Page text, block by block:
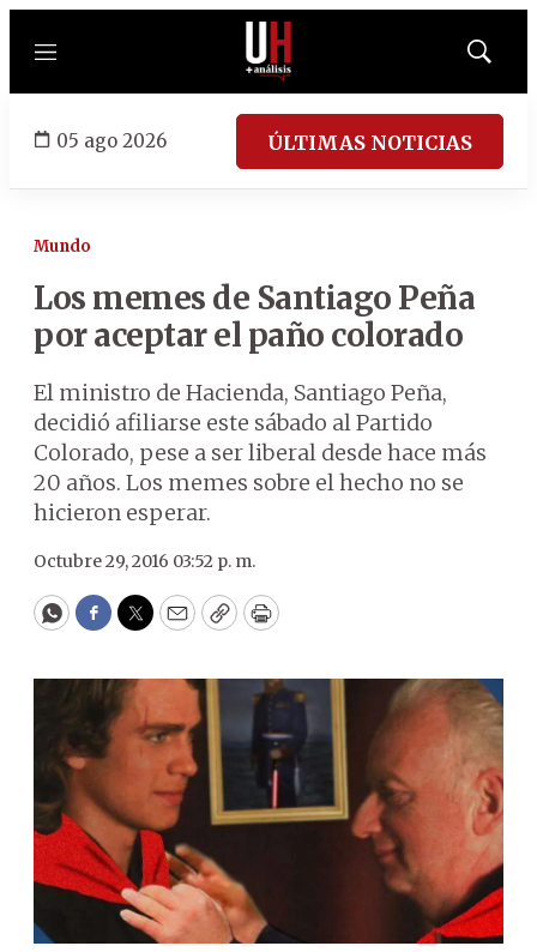
Menú
Mostrar
05 ago 2026 ÚLTIMAS NOTICIAS
Mundo
Los memes de Santiago Peña
por aceptar el paño colorado
El ministro de Hacienda, Santiago Peña,
decidió afiliarse este sábado al Partido
Colorado, pese a ser liberal desde hace más
20 años. Los memes sobre el hecho no se
hicieron esperar.
Octubre 29, 2016 03:52 p. m.
WhatsApp
Facebook
Twitter
EmailCopyPrint